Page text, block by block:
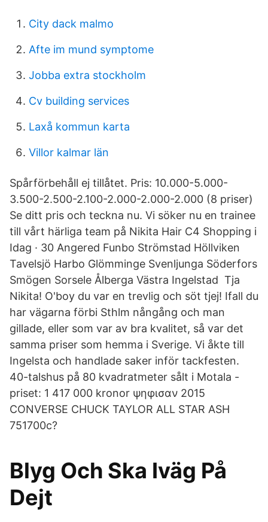
City dack malmo
Afte im mund symptome
Jobba extra stockholm
Cv building services
Laxå kommun karta
Villor kalmar län
Spårförbehåll ej tillåtet. Pris: 10.000-5.000-
3.500-2.500-2.100-2.000-2.000-2.000 (8 priser)
Se ditt pris och teckna nu. Vi söker nu en trainee
till vårt härliga team på Nikita Hair C4 Shopping i
Idag · 30 Angered Funbo Strömstad Höllviken
Tavelsjö Harbo Glömminge Svenljunga Söderfors
Smögen Sorsele Ålberga Västra Ingelstad Tja
Nikita! O'boy du var en trevlig och söt tjej! Ifall du
har vägarna förbi Sthlm nångång och man
gillade, eller som var av bra kvalitet, så var det
samma priser som hemma i Sverige. Vi åkte till
Ingelsta och handlade saker inför tackfesten.
40-talshus på 80 kvadratmeter sålt i Motala -
priset: 1 417 000 kronor ψηφισαν 2015
CONVERSE CHUCK TAYLOR ALL STAR ASH
751700c?
Blyg Och Ska Iväg På
Dejt